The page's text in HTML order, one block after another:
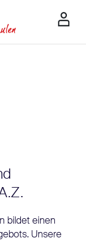
bildet einen
Unsere